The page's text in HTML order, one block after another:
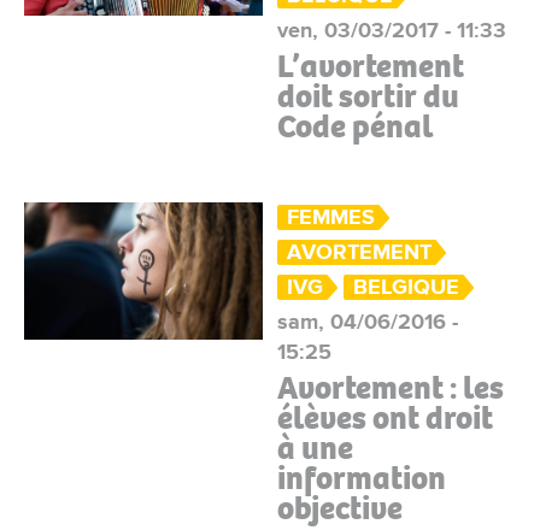
ven, 03/03/2017 - 11:33
L’avortement
doit sortir du
Code pénal
FEMMES
AVORTEMENT
IVG
BELGIQUE
sam, 04/06/2016 -
15:25
Avortement : les
élèves ont droit
à une
information
objective